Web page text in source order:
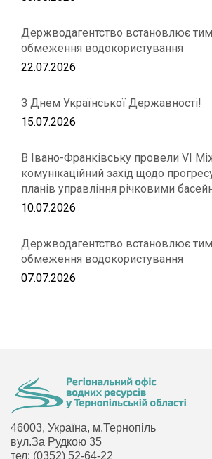
Держводагентство встановлює
обмеження водокористування
22.07.2026
З Днем Української Державності!
15.07.2026
В Івано-Франківську провели VІ
комунікаційний захід щодо
планів управління річковими
10.07.2026
Держводагентство встановлює
обмеження водокористування
07.07.2026
46003, Україна, м.Тернопіль
вул.За Рудкою 35
тел: (0352) 52-64-22